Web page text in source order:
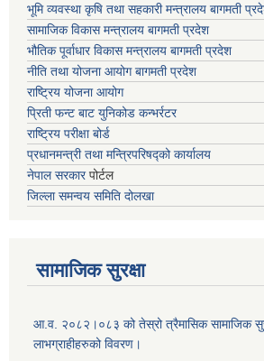
भूमि व्यवस्था कृषि तथा सहकारी मन्त्रालय बागमती
सामाजिक विकास मन्त्रालय बागमती प्रदेश
भौतिक पूर्वाधार विकास मन्त्रालय बागमती प्रदेश
नीति तथा योजना आयोग बागमती प्रदेश
राष्ट्रिय योजना आयोग
प्रिती फन्ट बाट युनिकोड कन्भर्रटर
राष्ट्रिय परीक्षा बोर्ड
प्रधानमन्त्री तथा मन्त्रिपरिषद्को कार्यालय
नेपाल सरकारपोर्टल
जिल्ला समन्वय समिति दोलखा
सामाजिक सुरक्षा
आ.व. २०८२।०८३ को तेस्रो त्रैमासिक सामाजिक
लाभग्राहीहरुको विवरण।